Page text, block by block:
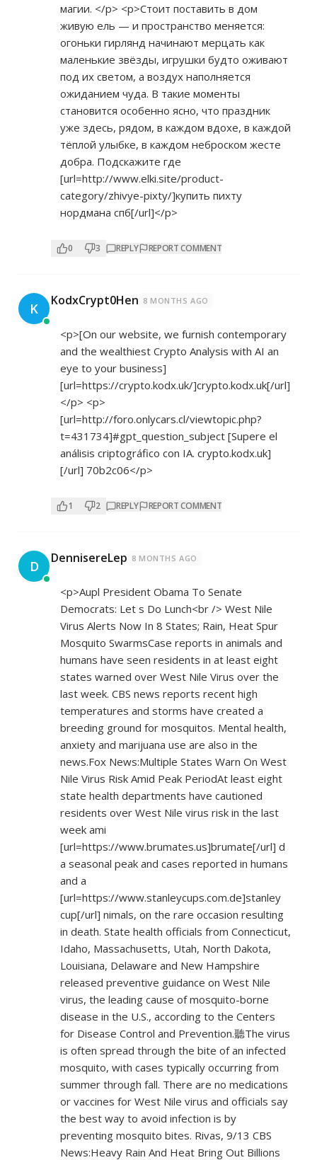
магии. </p> <p>Стоит поставить в дом
живую ель — и пространство меняется:
огоньки гирлянд начинают мерцать как
маленькие звёзды, игрушки будто оживают
под их светом, а воздух наполняется
ожиданием чуда. В такие моменты
становится особенно ясно, что праздник
уже здесь, рядом, в каждом вдохе, в каждой
тёплой улыбке, в каждом неброском жесте
добра. Подскажите где
[url=http://www.elki.site/product-
category/zhivye-pixty/]купить пихту
нордмана спб[/url]</p>
0 3 REPLY REPORT COMMENT
K KodxCrypt0Hen 8 MONTHS AGO
<p>[On our website, we furnish contemporary
and the wealthiest Crypto Analysis with AI an
eye to your business]
[url=https://crypto.kodx.uk/]crypto.kodx.uk[/url]
</p> <p>
[url=http://foro.onlycars.cl/viewtopic.php?
t=431734]#gpt_question_subject [Supere el
análisis criptográfico con IA. crypto.kodx.uk]
[/url] 70b2c06</p>
1 2 REPLY REPORT COMMENT
D DennisereLep 8 MONTHS AGO
<p>Aupl President Obama To Senate
Democrats: Let s Do Lunch<br /> West Nile
Virus Alerts Now In 8 States; Rain, Heat Spur
Mosquito SwarmsCase reports in animals and
humans have seen residents in at least eight
states warned over West Nile Virus over the
last week. CBS news reports recent high
temperatures and storms have created a
breeding ground for mosquitos. Mental health,
anxiety and marijuana use are also in the
news.Fox News:Multiple States Warn On West
Nile Virus Risk Amid Peak PeriodAt least eight
state health departments have cautioned
residents over West Nile virus risk in the last
week ami
[url=https://www.brumates.us]brumate[/url] d
a seasonal peak and cases reported in humans
and a
[url=https://www.stanleycups.com.de]stanley
cup[/url] nimals, on the rare occasion resulting
in death. State health officials from Connecticut,
Idaho, Massachusetts, Utah, North Dakota,
Louisiana, Delaware and New Hampshire
released preventive guidance on West Nile
virus, the leading cause of mosquito-borne
disease in the U.S., according to the Centers
for Disease Control and Prevention.聽The virus
is often spread through the bite of an infected
mosquito, with cases typically occurring from
summer through fall. There are no medications
or vaccines for West Nile virus and officials say
the best way to avoid infection is by
preventing mosquito bites. Rivas, 9/13 CBS
News:Heavy Rain And Heat Bring Out Billions